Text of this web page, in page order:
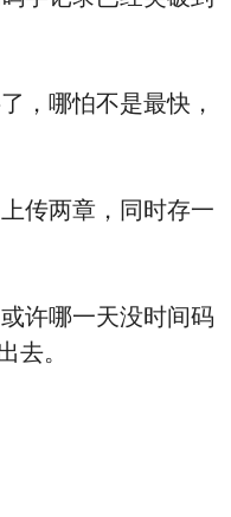
，哪怕不是最快，
传两章，同时存一
许哪一天没时间码
去。